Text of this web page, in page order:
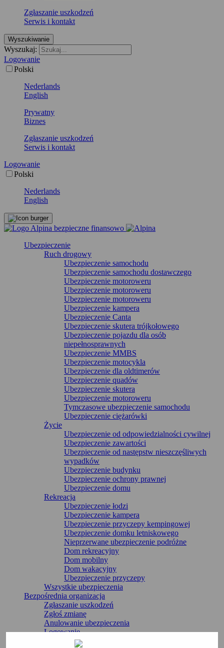
Zgłaszanie uszkodzeń
Serwis i kontakt
Wyszukiwanie
Wyszukaj:
Logowanie
Polski
Nederlands
English
Prywatny
Biznes
Zgłaszanie uszkodzeń
Serwis i kontakt
Logowanie
Polski
Nederlands
English
Ubezpieczenie
Ruch drogowy
Ubezpieczenie samochodu
Ubezpieczenie samochodu dostawczego
Ubezpieczenie motoroweru
Ubezpieczenie motoroweru
Ubezpieczenie motoroweru
Ubezpieczenie kampera
Ubezpieczenie Canta
Ubezpieczenie skutera trójkołowego
Ubezpieczenie pojazdu dla osób
niepełnosprawnych
Ubezpieczenie MMBS
Ubezpieczenie motocykla
Ubezpieczenie dla oldtimerów
Ubezpieczenie quadów
Ubezpieczenie skutera
Ubezpieczenie motoroweru
Tymczasowe ubezpieczenie samochodu
Ubezpieczenie ciężarówki
Życie
Ubezpieczenie od odpowiedzialności cywilnej
Ubezpieczenie zawartości
Ubezpieczenie od następstw nieszczęśliwych
wypadków
Ubezpieczenie budynku
Ubezpieczenie ochrony prawnej
Ubezpieczenie domu
Rekreacja
Ubezpieczenie łodzi
Ubezpieczenie kampera
Ubezpieczenie przyczepy kempingowej
Ubezpieczenie domku letniskowego
Nieprzerwane ubezpieczenie podróżne
Dom rekreacyjny
Dom mobilny
Dom wakacyjny
Ubezpieczenie przyczepy
Wszystkie ubezpieczenia
Bezpośrednia organizacja
Zgłaszanie uszkodzeń
Zgłoś zmianę
Anulowanie ubezpieczenia
Logowanie
Serwis i kontakt